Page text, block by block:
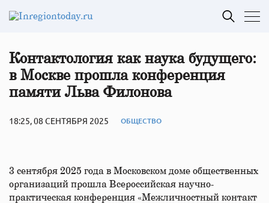
Контактология как наука будущего:
в Москве прошла конференция
памяти Льва Филонова
18:25, 08 СЕНТЯБРЯ 2025 ОБЩЕСТВО
3 сентября 2025 года в Московском доме общественных
организаций прошла Всероссийская научно-
практическая конференция «Межличностный контакт